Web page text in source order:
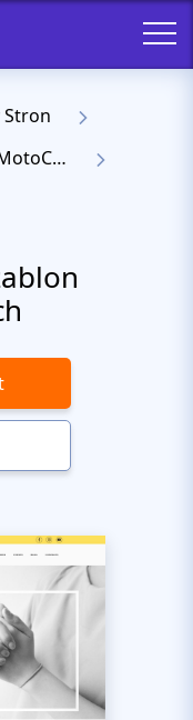
Stron
Responsywne Szablony MotoCMS 3